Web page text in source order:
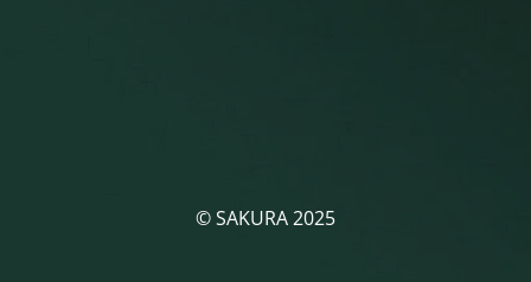
© SAKURA 2025